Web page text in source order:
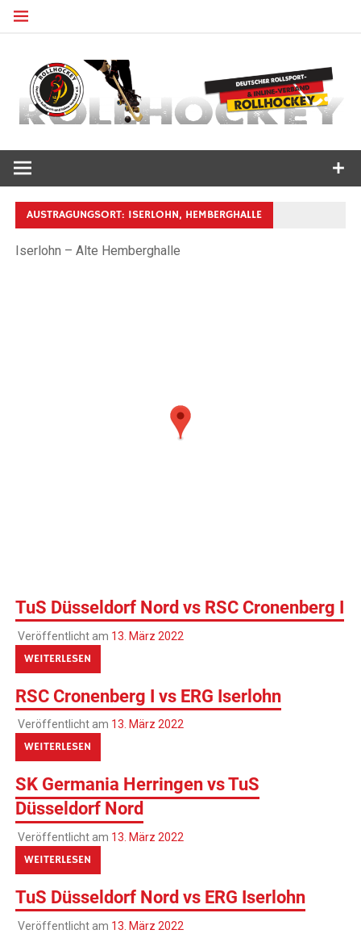
Zum
AUSTRAGUNGSORT: ISERLOHN, HEMBERGHALLE
Iserlohn – Alte Hemberghalle
TuS Düsseldorf Nord vs RSC Cronenberg I
Veröffentlicht am 13. März 2022
WEITERLESEN
RSC Cronenberg I vs ERG Iserlohn
Veröffentlicht am 13. März 2022
WEITERLESEN
SK Germania Herringen vs TuS
Düsseldorf Nord
Veröffentlicht am 13. März 2022
WEITERLESEN
TuS Düsseldorf Nord vs ERG Iserlohn
Veröffentlicht am 13. März 2022